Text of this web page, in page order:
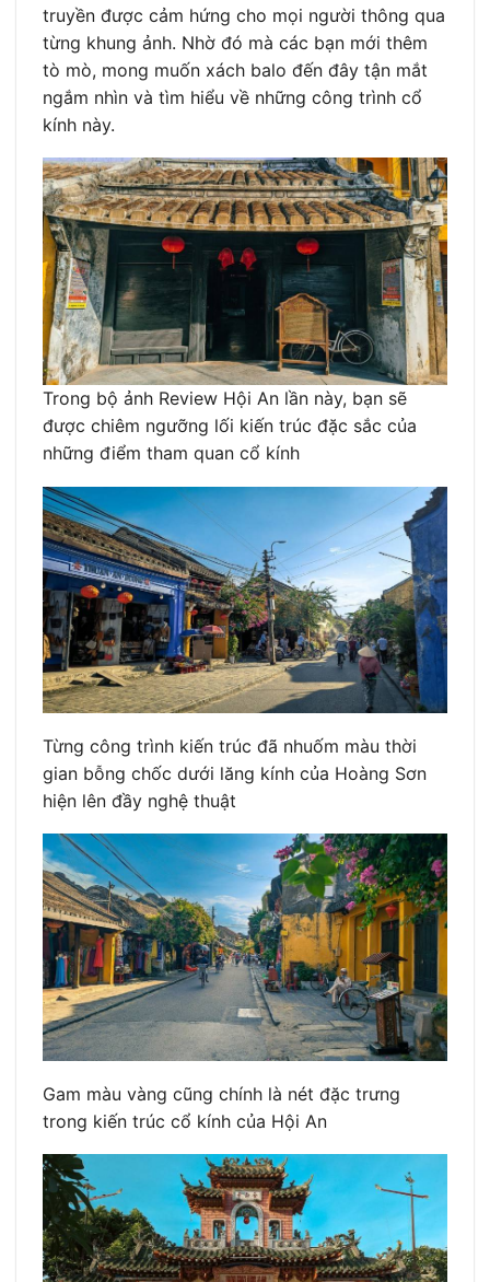
truyền được cảm hứng cho mọi người thông qua
từng khung ảnh. Nhờ đó mà các bạn mới thêm
tò mò, mong muốn xách balo đến đây tận mắt
ngắm nhìn và tìm hiểu về những công trình cổ
kính này.
Trong bộ ảnh Review Hội An lần này, bạn sẽ
được chiêm ngưỡng lối kiến trúc đặc sắc của
những điểm tham quan cổ kính
Từng công trình kiến trúc đã nhuốm màu thời
gian bỗng chốc dưới lăng kính của Hoàng Sơn
hiện lên đầy nghệ thuật
Gam màu vàng cũng chính là nét đặc trưng
trong kiến trúc cổ kính của Hội An